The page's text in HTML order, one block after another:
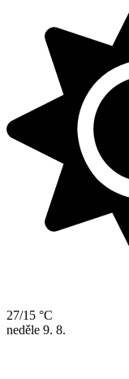
27/15 °C
neděle 9. 8.